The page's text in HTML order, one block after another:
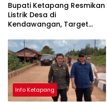
Bupati Ketapang Resmikan
Listrik Desa di
Kendawangan, Target
pada 2029
Info Ketapang